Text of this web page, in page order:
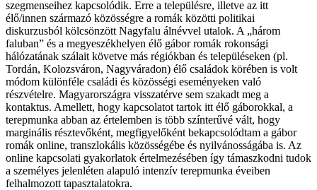
szegmenseihez kapcsolódik. Erre a településre, illetve az itt
élő/innen származó közösségre a romák közötti politikai
diskurzusból kölcsönzött Nagyfalu álnévvel utalok. A „három
faluban” és a megyeszékhelyen élő gábor romák rokonsági
hálózatának szálait követve más régiókban és településeken (pl.
Tordán, Kolozsváron, Nagyváradon) élő családok körében is volt
módom különféle családi és közösségi eseményeken való
részvételre. Magyarországra visszatérve sem szakadt meg a
kontaktus. Amellett, hogy kapcsolatot tartok itt élő gáborokkal, a
terepmunka abban az értelemben is több színterűvé vált, hogy
marginális résztevőként, megfigyelőként bekapcsolódtam a gábor
romák online, transzlokális közösségébe és nyilvánosságába is. Az
online kapcsolati gyakorlatok értelmezésében így támaszkodni tudok
a személyes jelenléten alapuló intenzív terepmunka éveiben
felhalmozott tapasztalatokra.